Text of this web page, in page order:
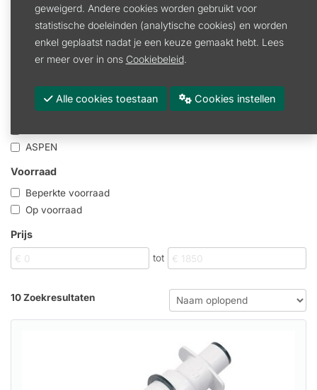
Verkoop Verbruiksproducten
Schenktuit
Promoties
Merk
ASPEN
Voorraad
Beperkte voorraad
Op voorraad
Prijs
tot
10 Zoekresultaten
geweigerd. Andere cookies worden gebruikt voor
statistische doeleinden (analytische cookies) en worden
enkel geplaatst nadat je een keuze gemaakt hebt. Lees
er meer over in ons Cookiebeleid.
Alle cookies toestaan Cookies instellen